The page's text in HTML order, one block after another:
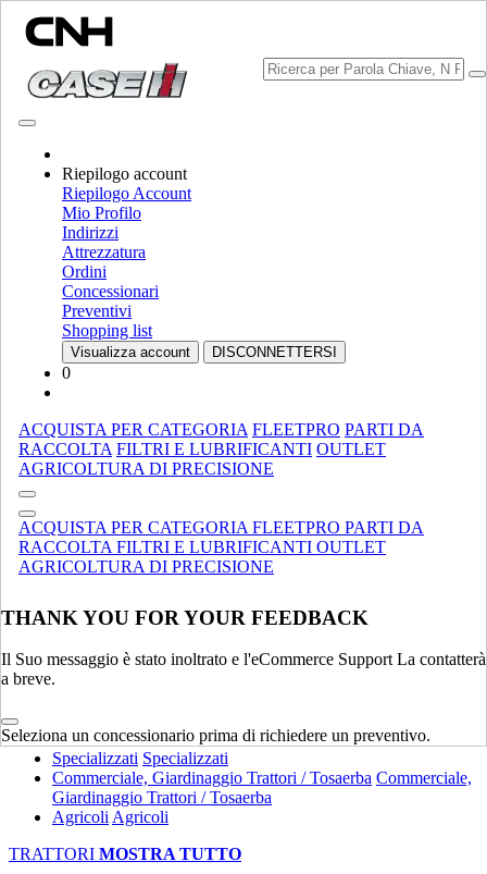
Riepilogo account
Riepilogo Account
Mio Profilo
Indirizzi
Attrezzatura
Ordini
Concessionari
Preventivi
Shopping list
Visualizza account DISCONNETTERSI
0
ACQUISTA PER CATEGORIA FLEETPRO PARTI DA
RACCOLTA FILTRI E LUBRIFICANTI OUTLET
AGRICOLTURA DI PRECISIONE
ACQUISTA PER CATEGORIA FLEETPRO PARTI DA
RACCOLTA FILTRI E LUBRIFICANTI OUTLET
AGRICOLTURA DI PRECISIONE
THANK YOU FOR YOUR FEEDBACK
Il Suo messaggio è stato inoltrato e l'eCommerce Support La contatterà
a breve.
Seleziona un concessionario prima di richiedere un preventivo.
Scegli Brand
Chiudi il menu
ATTREZZATURA
ATTREZZATURA
MOVIMENTAZIONE MATERIALE
Miscelatori Di Materiale Frantumato Miscelatori Di Materiale
Frantumato
Mini Pale Mini Pale
Pale Caricatrici Cingolate Compatte
Spandiletame Spandiletame
Specializzati Specializzati
TRATTORI
Utility Utility
Attrezzature
Specializzati Specializzati
Commerciale, Giardinaggio Trattori / Tosaerba Commerciale,
Giardinaggio Trattori / Tosaerba
Agricoli Agricoli
TRATTORI MOSTRA TUTTO